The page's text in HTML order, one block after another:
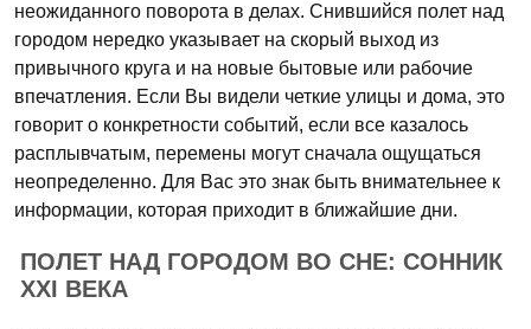
неожиданного поворота в делах. Снившийся полет над
городом нередко указывает на скорый выход из
привычного круга и на новые бытовые или рабочие
впечатления. Если Вы видели четкие улицы и дома, это
говорит о конкретности событий, если все казалось
расплывчатым, перемены могут сначала ощущаться
неопределенно. Для Вас это знак быть внимательнее к
информации, которая приходит в ближайшие дни.
ПОЛЕТ НАД ГОРОДОМ ВО СНЕ: СОННИК
XXI ВЕКА